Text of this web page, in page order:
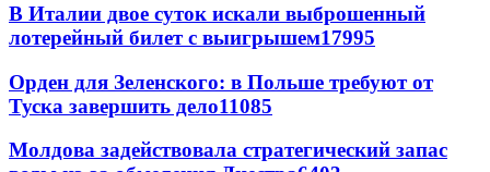
В Италии двое суток искали выброшенный
лотерейный билет с выигрышем17995
Орден для Зеленского: в Польше требуют от
Туска завершить дело11085
Молдова задействовала стратегический запас